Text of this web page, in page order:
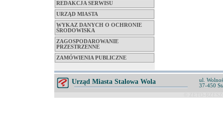
REDAKCJA SERWISU
URZĄD MIASTA
WYKAZ DANYCH O OCHRONIE
ŚRODOWISKA
ZAGOSPODAROWANIE
PRZESTRZENNE
ZAMÓWIENIA PUBLICZNE
Urząd Miasta Stalowa Wola
ul.
37-450